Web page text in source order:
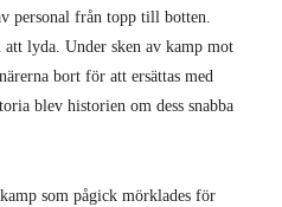
personal från topp till botten.
lyda. Under sken av kamp mot
bort för att ersättas med
blev historien om dess snabba
som pågick mörklades för